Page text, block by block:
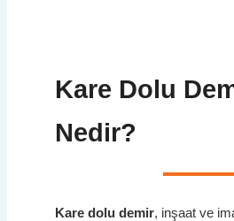
Kare Dolu
Nedir?
Kare dolu demir, inşaat ve